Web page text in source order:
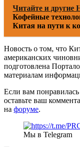
Читайте и
Кофейные
Китая на пути к
Новость о том, что
американских
подготовлена
материалам
Если вам
оставьте ваш
на форуме.
Мы в Telegram